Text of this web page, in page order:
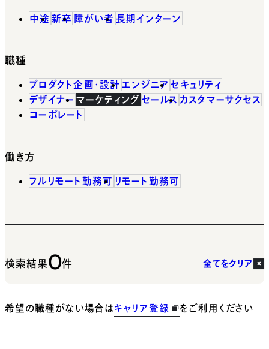
中途 新卒 障がい者 長期インターン
職種
プロダクト企画・設計 エンジニア セキュリティ
デザイナー マーケティング セールス カスタマーサクセス
コーポレート
働き方
フルリモート勤務可 リモート勤務可
検索結果0件 全てをクリア
希望の職種がない場合はキャリア登録 をご利用ください